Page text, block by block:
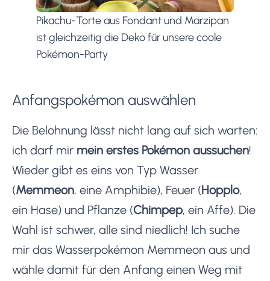
Pikachu-Torte aus Fondant und Marzipan
ist gleichzeitig die Deko für unsere coole
Pokémon-Party
Anfangspokémon auswählen
Die Belohnung lässt nicht lang auf sich warten:
ich darf mir mein erstes Pokémon aussuchen!
Wieder gibt es eins von Typ Wasser
(Memmeon, eine Amphibie), Feuer (Hopplo,
ein Hase) und Pflanze (Chimpep, ein Affe). Die
Wahl ist schwer, alle sind niedlich! Ich suche
mir das Wasserpokémon Memmeon aus und
wähle damit für den Anfang einen Weg mit